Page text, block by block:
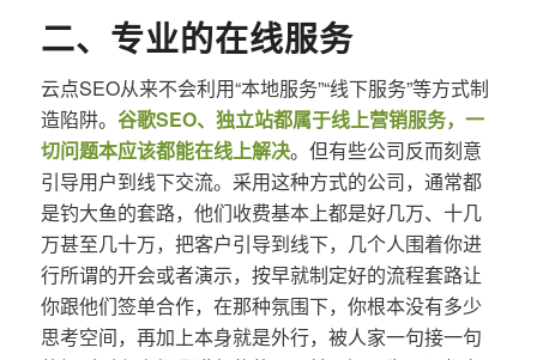
二、专业的在线服务
云点SEO从来不会利用“本地服务”“线下服务”等方式制
造陷阱。 谷歌SEO、独立站都属于线上营销服务，一
切问题本应该都能在线上解决。但有些公司反而刻意
引导用户到线下交流。采用这种方式的公司，通常都
是钓大鱼的套路，他们收费基本上都是好几万、十几
万甚至几十万，把客户引导到线下，几个人围着你进
行所谓的开会或者演示，按早就制定好的流程套路让
你跟他们签单合作，在那种氛围下，你根本没有多少
思考空间，再加上本身就是外行，被人家一句接一句